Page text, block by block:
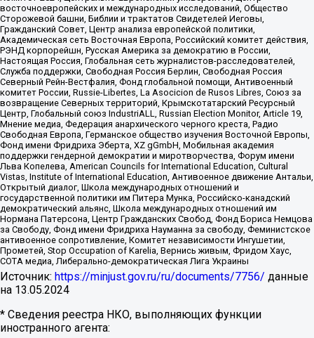
восточноевропейских и международных исследований, Общество
Сторожевой башни, Библии и трактатов Свидетелей Иеговы,
Гражданский Совет, Центр анализа европейской политики,
Академическая сеть Восточная Европа, Российский комитет действия,
РЭНД корпорейшн, Русская Америка за демократию в России,
Настоящая Россия, Глобальная сеть журналистов-расследователей,
Служба поддержки, Свободная Россия Берлин, Свободная Россия
Северный Рейн-Вестфалия, Фонд глобальной помощи, Антивоенный
комитет России, Russie-Libertes, La Asocicion de Rusos Libres, Союз за
возвращение Северных территорий, Крымскотатарский Ресурсный
Центр, Глобальный союз IndustriALL, Russian Election Monitor, Article 19,
Мнение медиа, Федерация анархического черного креста, Радио
Свободная Европа, Германское общество изучения Восточной Европы,
Фонд имени Фридриха Эберта, XZ gGmbH, Мобильная академия
поддержки гендерной демократии и миротворчества, Форум имени
Льва Копелева, American Councils for International Education, Cultural
Vistas, Institute of International Education, Антивоенное движение Антальи,
Открытый диалог, Школа международных отношений и
государственной политики им Питера Мунка, Российско-канадский
демократический альянс, Школа международных отношений им
Нормана Патерсона, Центр Гражданских Свобод, Фонд Бориса Немцова
за Свободу, Фонд имени Фридриха Науманна за свободу, Феминистское
антивоенное сопротивление, Комитет независимости Ингушетии,
Прометей, Stop Occupation of Karelia, Вернись живым, Фридом Хаус,
СОТА медиа, Либерально-демократическая Лига Украины
Источник: https://minjust.gov.ru/ru/documents/7756/ данные
на 13.05.2024
* Сведения реестра НКО, выполняющих функции
иностранного агента: